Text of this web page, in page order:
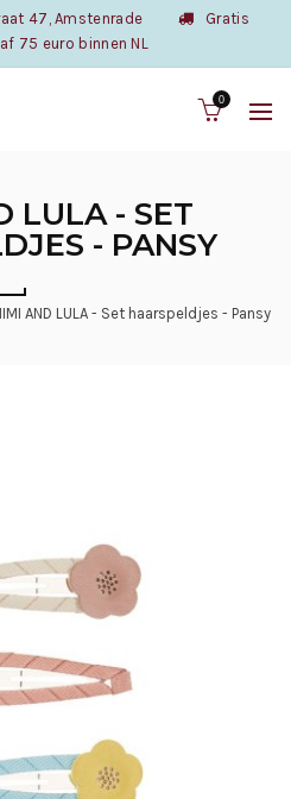
47, Amstenrade
Gratis
75 euro binnen NL
0
LULA - SET
- PANSY
AND LULA - Set haarspeldjes - Pansy